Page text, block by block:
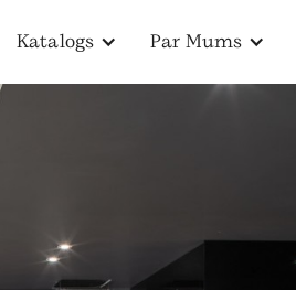
Katalogs Par Mums